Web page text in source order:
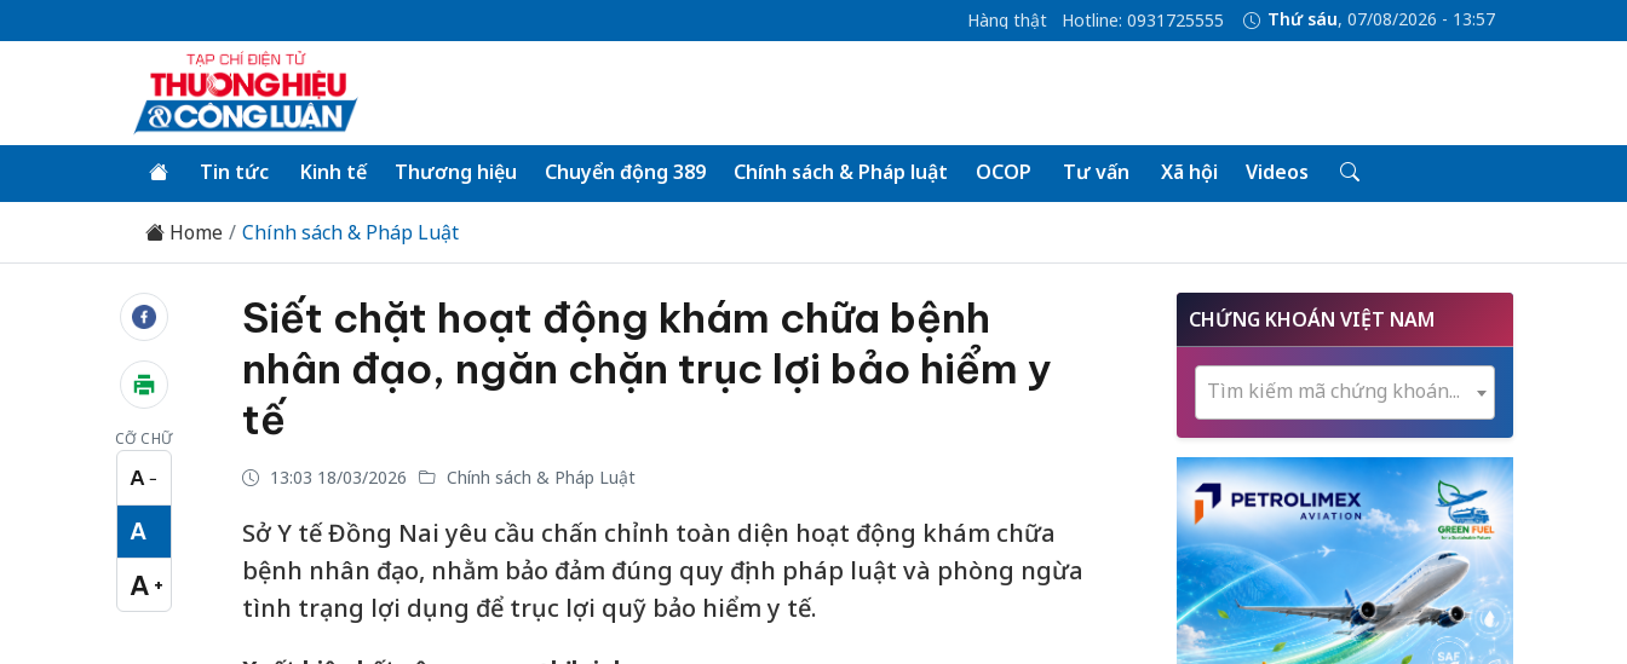
Hàng thật Hotline: 0931725555 Thứ sáu, 07/08/2026 - 13:57
Tin tức Kinh tế Thương hiệu Chuyển động 389 Chính sách & Pháp luật OCOP Tư vấn Xã hội Videos
Home Chính sách & Pháp Luật
CỠ CHỮ
A −
Cỡ chữ nhỏ
A
Cỡ chữ vừa
A +
Cỡ chữ lớn
Siết chặt hoạt động khám chữa bệnh
nhân đạo, ngăn chặn trục lợi bảo hiểm y
tế
13:03 18/03/2026 Chính sách & Pháp Luật
Sở Y tế Đồng Nai yêu cầu chấn chỉnh toàn diện hoạt động khám chữa
bệnh nhân đạo, nhằm bảo đảm đúng quy định pháp luật và phòng ngừa
tình trạng lợi dụng để trục lợi quỹ bảo hiểm y tế.
CHỨNG KHOÁN VIỆT NAM
Tìm kiếm mã chứng khoán...